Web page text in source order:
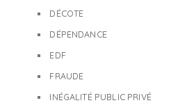
DÉCOTE
DÉPENDANCE
EDF
FRAUDE
INÉGALITÉ PUBLIC PRIVÉ